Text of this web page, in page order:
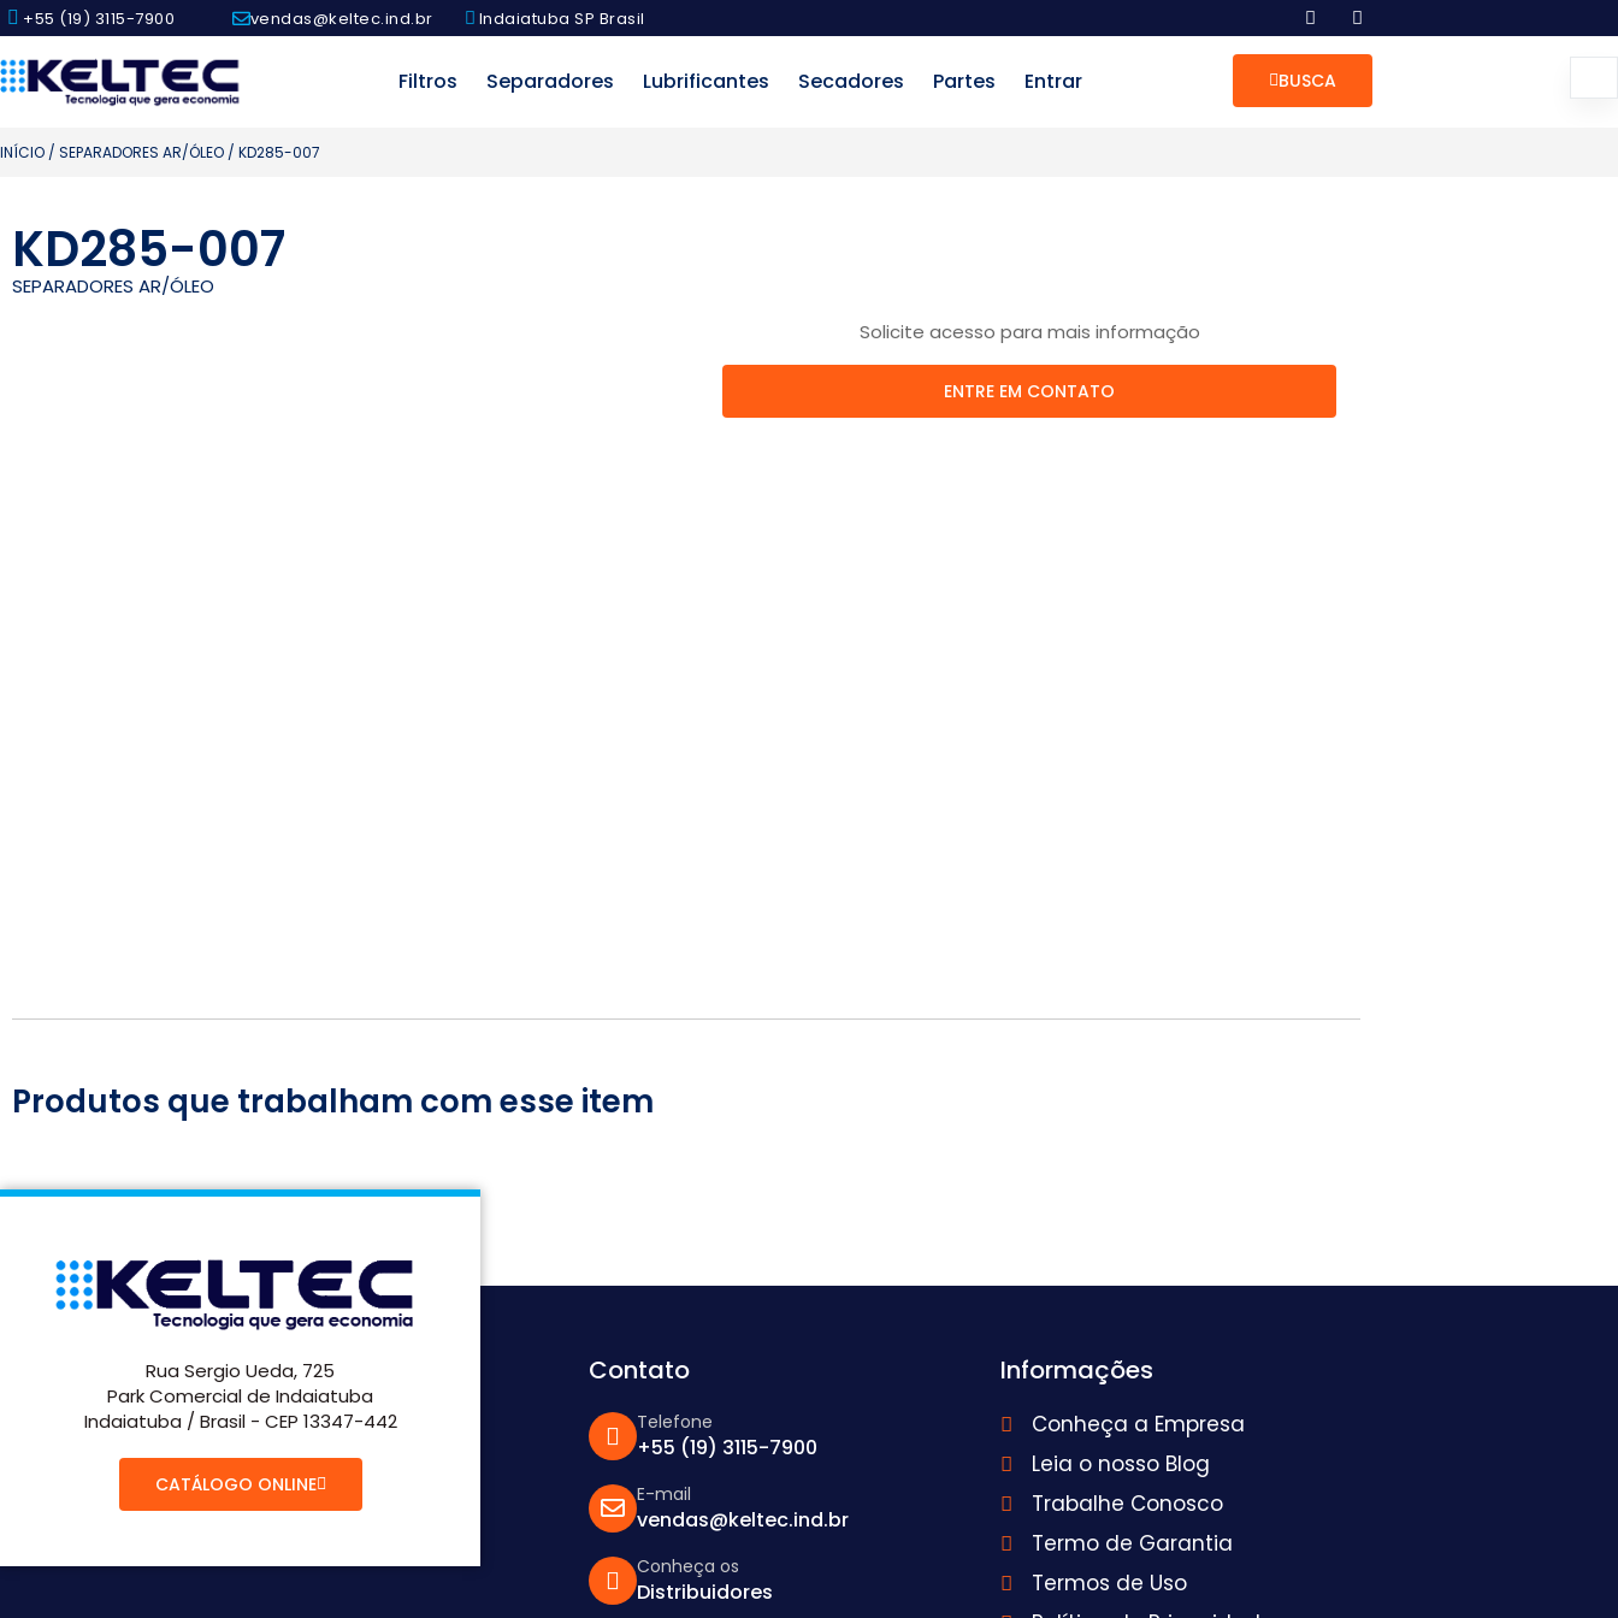
+55 (19) 3115-7900 vendas@keltec.ind.br Indaiatuba SP Brasil
Filtros Separadores Lubrificantes Secadores Partes Entrar BUSCA
INÍCIO / SEPARADORES AR/ÓLEO / KD285-007
KD285-007
SEPARADORES AR/ÓLEO
Solicite acesso para mais informação
ENTRE EM CONTATO
Produtos que trabalham com esse item
Rua Sergio Ueda, 725
Park Comercial de Indaiatuba
Indaiatuba / Brasil - CEP 13347-442
CATÁLOGO ONLINE
Contato
Telefone
+55 (19) 3115-7900
E-mail
vendas@keltec.ind.br
Conheça os
Distribuidores
Informações
Conheça a Empresa
Leia o nosso Blog
Trabalhe Conosco
Termo de Garantia
Termos de Uso